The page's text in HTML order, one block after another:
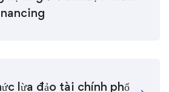
lừa đảo tài chính phổ